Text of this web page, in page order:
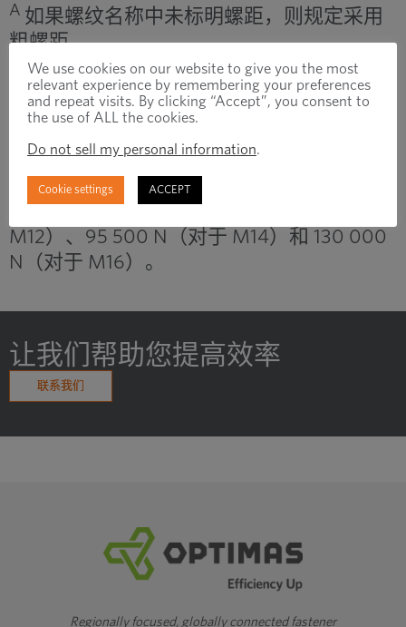
M8 36,6 14600 C 15400 18300C 19000
M10 23200 24400 29000 C 30200
M12 84,3 33700 35400 42200 43800
M14 115 46000 48300 57500
M16 157 62800 65900
M18 192 76800 80600 96000 99800
M24 353 141000 148000 176000
M27 459
M30 561 224000 236000 280000 292000
390000 410000 488000
A 如果螺纹名称中未标明螺距，则规定采用
粗螺距。
计算A s,名义，见9.1.6.1。
对于螺纹公差为 6az 的紧固件，符合 ISO
值符合
与 ISO 10684:2004，附件 A 一致。
M12）、95 500 N（对于 M14）和 130 000
N（对于 M16）。
让我们帮助您提高效率
联系我们
Regionally focused, globally connected fastener
We use cookies on our website to give you the most
relevant experience by remembering your preferences
and repeat visits. By clicking “Accept”, you consent to
the use of ALL the cookies.
Do not sell my personal information.
Cookie settings ACCEPT